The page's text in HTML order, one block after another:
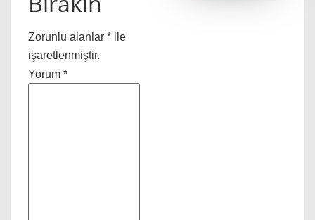
Zorunlu alanlar * ile
işaretlenmiştir.
Yorum *